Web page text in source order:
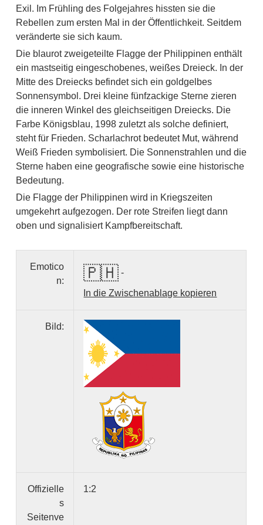
Exil. Im Frühling des Folgejahres hissten sie die
Rebellen zum ersten Mal in der Öffentlichkeit. Seitdem
veränderte sie sich kaum.
Die blaurot zweigeteilte Flagge der Philippinen enthält
ein mastseitig eingeschobenes, weißes Dreieck. In der
Mitte des Dreiecks befindet sich ein goldgelbes
Sonnensymbol. Drei kleine fünfzackige Sterne zieren
die inneren Winkel des gleichseitigen Dreiecks. Die
Farbe Königsblau, 1998 zuletzt als solche definiert,
steht für Frieden. Scharlachrot bedeutet Mut, während
Weiß Frieden symbolisiert. Die Sonnenstrahlen und die
Sterne haben eine geografische sowie eine historische
Bedeutung.
Die Flagge der Philippinen wird in Kriegszeiten
umgekehrt aufgezogen. Der rote Streifen liegt dann
oben und signalisiert Kampfbereitschaft.
Emotico
n:
🇵🇭 -
In die Zwischenablage kopieren
Bild:
Offizielle
s
Seitenve
1:2